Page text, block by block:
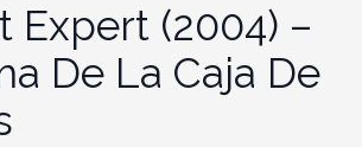
Expert (2004) –
De La Caja De